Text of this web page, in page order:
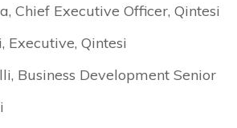
Chief Executive Officer, Qintesi
Executive, Qintesi
Business Development Senior